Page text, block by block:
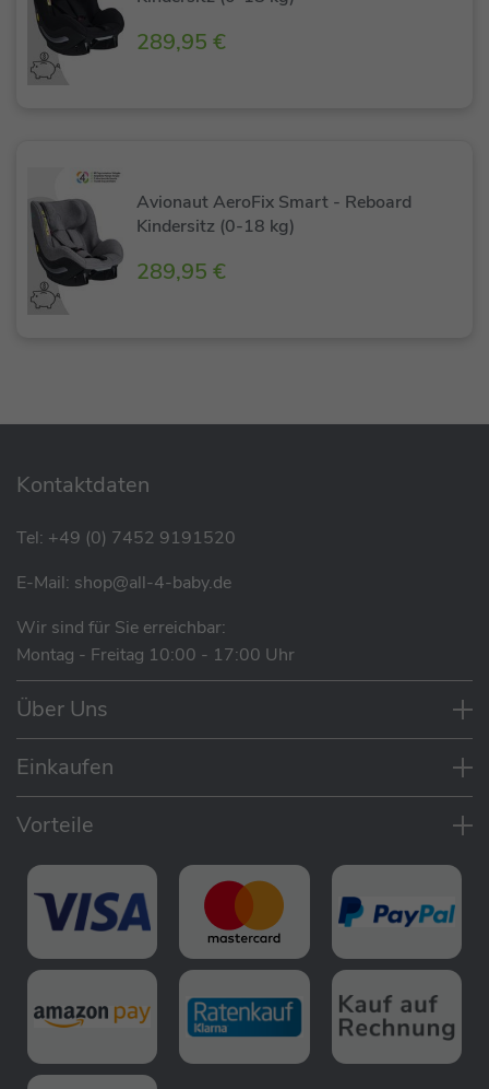
289,95 €
Avionaut AeroFix Smart - Reboard
Kindersitz (0-18 kg)
289,95 €
Kontaktdaten
Tel: +49 (0) 7452 9191520
E-Mail: shop@all-4-baby.de
Wir sind für Sie erreichbar:
Montag - Freitag 10:00 - 17:00 Uhr
Über Uns
Einkaufen
Vorteile